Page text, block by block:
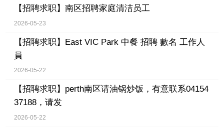
【招聘求职】 南区招聘家庭清洁员工
2026-05-23
【招聘求职】 East VIC Park 中餐 招聘 數名 工作人
員
2026-05-22
【招聘求职】 perth南区请油锅炒饭，有意联系04154
37188，请发
2026-05-22